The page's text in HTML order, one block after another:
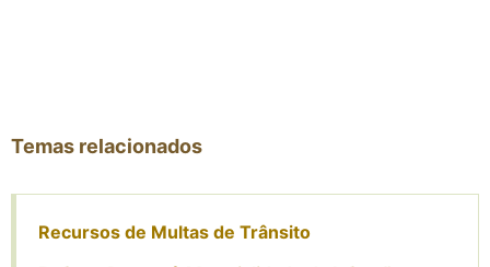
Temas relacionados
Recursos de Multas de Trânsito